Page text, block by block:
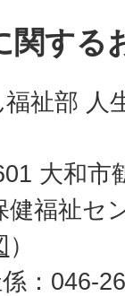
関する
祉部 人
大和市
健福祉セ
）
：046-